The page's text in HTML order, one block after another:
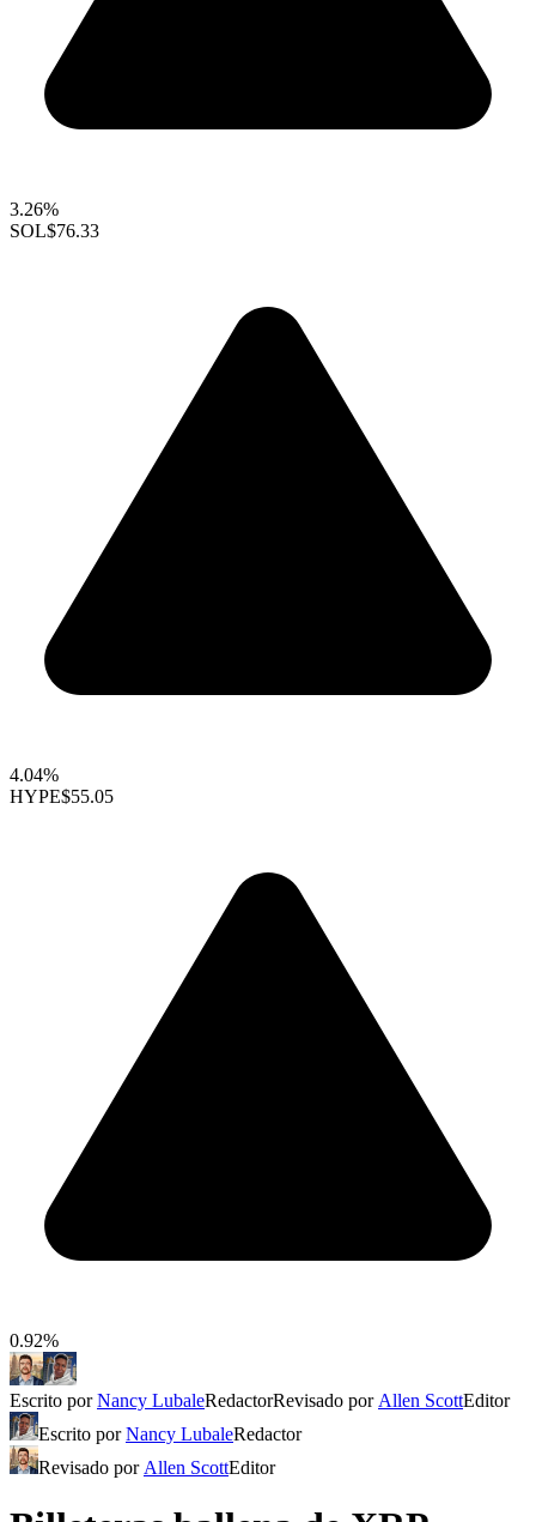
3.26%
SOL$76.33
4.04%
HYPE$55.05
0.92%
Escrito porNancy LubaleRedactorRevisado por Allen ScottEditor
Escrito porNancy LubaleRedactor
Revisado por Allen ScottEditor